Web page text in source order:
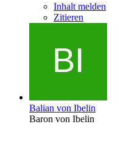
Inhalt melden
Zitieren
Balian von Ibelin
Baron von Ibelin